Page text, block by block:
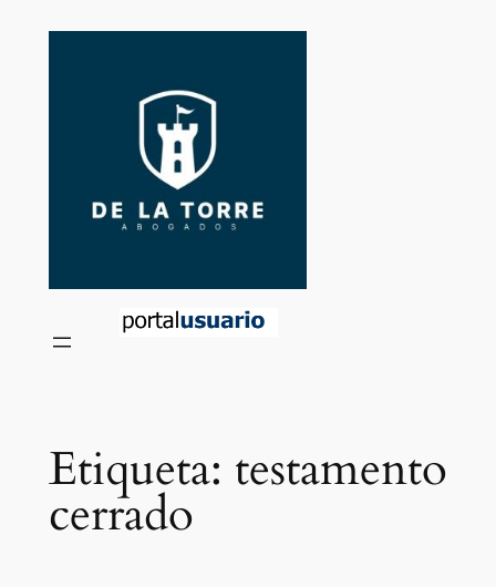
Etiqueta: testamento
cerrado